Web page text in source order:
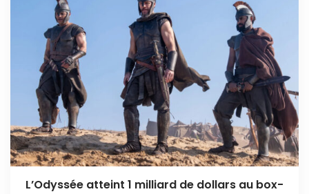
L’Odyssée atteint 1 milliard de dollars au box-